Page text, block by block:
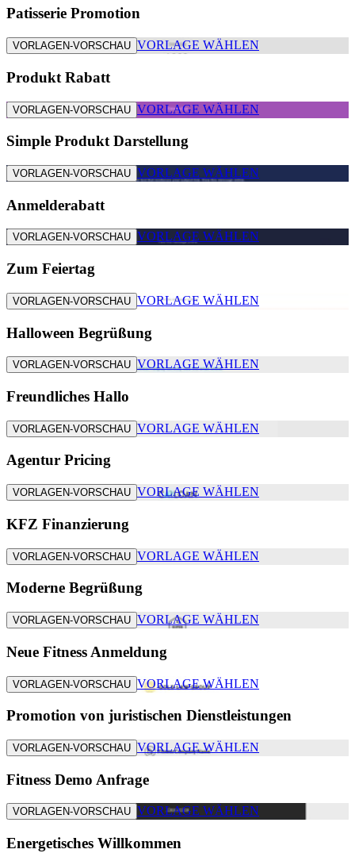
Patisserie Promotion
VORLAGEN-VORSCHAU VORLAGE WÄHLEN
Produkt Rabatt
VORLAGEN-VORSCHAU VORLAGE WÄHLEN
Simple Produkt Darstellung
VORLAGEN-VORSCHAU VORLAGE WÄHLEN
Anmelderabatt
VORLAGEN-VORSCHAU VORLAGE WÄHLEN
Zum Feiertag
VORLAGEN-VORSCHAU VORLAGE WÄHLEN
Halloween Begrüßung
VORLAGEN-VORSCHAU VORLAGE WÄHLEN
Freundliches Hallo
VORLAGEN-VORSCHAU VORLAGE WÄHLEN
Agentur Pricing
VORLAGEN-VORSCHAU VORLAGE WÄHLEN
KFZ Finanzierung
VORLAGEN-VORSCHAU VORLAGE WÄHLEN
Moderne Begrüßung
VORLAGEN-VORSCHAU VORLAGE WÄHLEN
Neue Fitness Anmeldung
VORLAGEN-VORSCHAU VORLAGE WÄHLEN
Promotion von juristischen Dienstleistungen
VORLAGEN-VORSCHAU VORLAGE WÄHLEN
Fitness Demo Anfrage
VORLAGEN-VORSCHAU VORLAGE WÄHLEN
Energetisches Willkommen